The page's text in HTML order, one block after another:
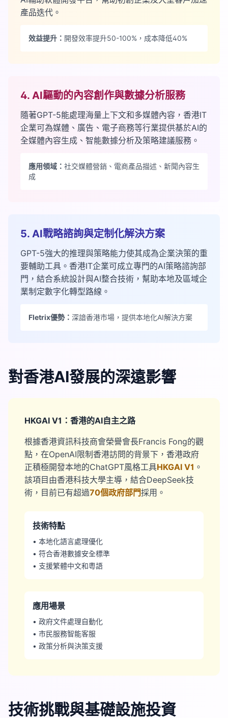
產品迭代。
效益提升： 開發效率提升50-100%，成本降低40%
4. AI驅動的內容創作與數據分析服務
隨著GPT-5能處理海量上下文和多媒體內容，香港IT
企業可為媒體、廣告、電子商務等行業提供基於AI的
全媒體內容生成、智能數據分析及策略建議服務。
應用領域： 社交媒體營銷、電商產品描述、新聞內容生
成
5. AI戰略諮詢與定制化解決方案
GPT-5強大的推理與策略能力使其成為企業決策的重
要輔助工具。香港IT企業可成立專門的AI策略諮詢部
門，結合系統設計與AI整合技術，幫助本地及區域企
業制定數字化轉型路線。
Fletrix優勢： 深諳香港市場，提供本地化AI解決方案
對香港AI發展的深遠影響
HKGAI V1：香港的AI自主之路
根據香港資訊科技商會榮譽會長Francis Fong的觀
點，在OpenAI限制香港訪問的背景下，香港政府
正積極開發本地的ChatGPT風格工具HKGAI V1 。
該項目由香港科技大學主導，結合DeepSeek技
術，目前已有超過70個政府部門採用。
技術特點
• 本地化語言處理優化
• 符合香港數據安全標準
• 支援繁體中文和粵語
應用場景
• 政府文件處理自動化
• 市民服務智能客服
• 政策分析與決策支援
技術挑戰與基礎設施投資